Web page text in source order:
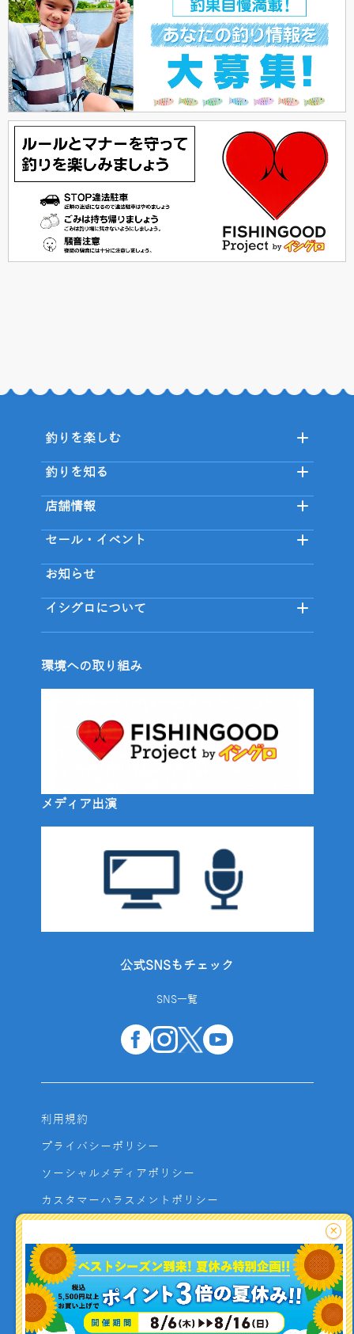
釣りを楽しむ
釣りを知る
店舗情報
セール・イベント
お知らせ
イシグロについて
環境への取り組み
メディア出演
公式SNSもチェック
SNS一覧
利用規約
プライバシーポリシー
ソーシャルメディアポリシー
カスタマーハラスメントポリシー
よくあるご質問
お問い合わせ
利用者資金の保全方法
×